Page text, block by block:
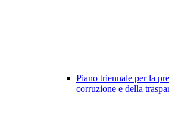
Piano triennale per la
corruzione e della